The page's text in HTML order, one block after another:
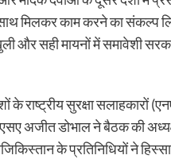
मिलकर काम करने का संकल्प
और सही मायनों में समावेशी
राष्ट्रीय सुरक्षा सलाहकारों
अजीत डोभाल ने बैठक की
के प्रतिनिधियों ने